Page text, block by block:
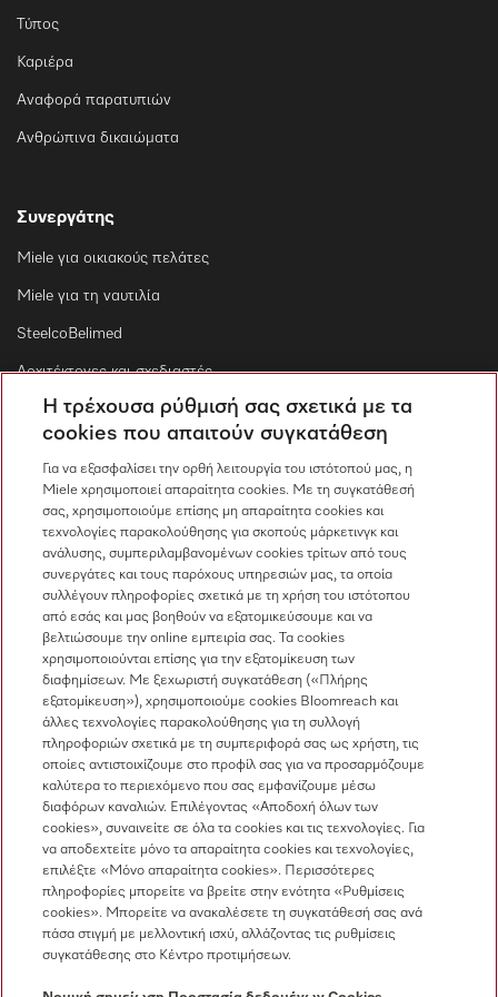
Τύπος
Καριέρα
Αναφορά παρατυπιών
Ανθρώπινα δικαιώματα
Συνεργάτης
Miele για οικιακούς πελάτες
Miele για τη ναυτιλία
SteelcoBelimed
Αρχιτέκτονες και σχεδιαστές
Για εμπορικούς συνεργάτες
Επικοινωνία
Επισκόπηση επικοινωνίας
Πωλήσεις
210 6794444
Εξυπηρέτηση πελατών
210 6794444
Ακολουθήστε τη Miele Professional
Η τρέχουσα ρύθμισή σας σχετικά με τα
cookies που απαιτούν συγκατάθεση
Για να εξασφαλίσει την ορθή λειτουργία του ιστότοπού μας, η
Miele χρησιμοποιεί απαραίτητα cookies. Με τη συγκατάθεσή
σας, χρησιμοποιούμε επίσης μη απαραίτητα cookies και
τεχνολογίες παρακολούθησης για σκοπούς μάρκετινγκ και
ανάλυσης, συμπεριλαμβανομένων cookies τρίτων από τους
συνεργάτες και τους παρόχους υπηρεσιών μας, τα οποία
συλλέγουν πληροφορίες σχετικά με τη χρήση του ιστότοπου
από εσάς και μας βοηθούν να εξατομικεύσουμε και να
βελτιώσουμε την online εμπειρία σας. Τα cookies
χρησιμοποιούνται επίσης για την εξατομίκευση των
διαφημίσεων. Με ξεχωριστή συγκατάθεση («Πλήρης
εξατομίκευση»), χρησιμοποιούμε cookies Bloomreach και
άλλες τεχνολογίες παρακολούθησης για τη συλλογή
πληροφοριών σχετικά με τη συμπεριφορά σας ως χρήστη, τις
οποίες αντιστοιχίζουμε στο προφίλ σας για να προσαρμόζουμε
καλύτερα το περιεχόμενο που σας εμφανίζουμε μέσω
διαφόρων καναλιών. Επιλέγοντας «Αποδοχή όλων των
cookies», συναινείτε σε όλα τα cookies και τις τεχνολογίες. Για
να αποδεχτείτε μόνο τα απαραίτητα cookies και τεχνολογίες,
επιλέξτε «Μόνο απαραίτητα cookies». Περισσότερες
πληροφορίες μπορείτε να βρείτε στην ενότητα «Ρυθμίσεις
cookies». Μπορείτε να ανακαλέσετε τη συγκατάθεσή σας ανά
πάσα στιγμή με μελλοντική ισχύ, αλλάζοντας τις ρυθμίσεις
συγκατάθεσης στο Κέντρο προτιμήσεων.